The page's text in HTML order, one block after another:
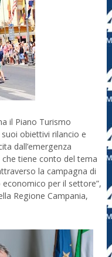
il Piano Turismo
obiettivi rilancio e
dall’emergenza
che tiene conto del tema
la campagna di
per il settore”,
Regione Campania,